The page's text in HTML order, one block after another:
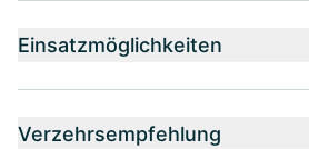
Einsatzmöglichkeiten
Verzehrsempfehlung